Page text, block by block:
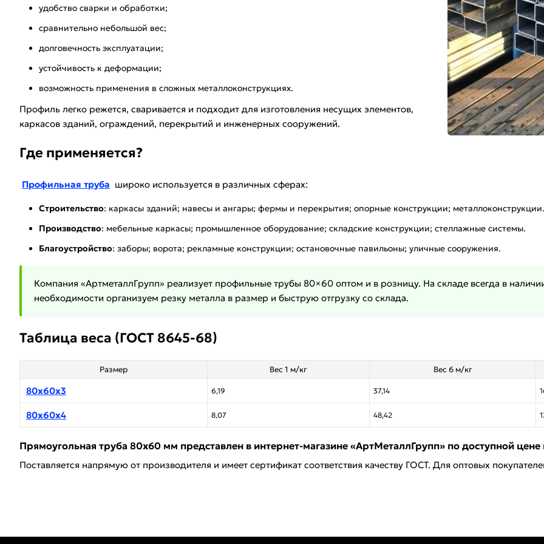
удобство сварки и обработки;
сравнительно небольшой вес;
долговечность эксплуатации;
устойчивость к деформации;
возможность применения в сложных металлоконструкциях.
Профиль легко режется, сваривается и подходит для изготовления несущих элементов,
каркасов зданий, ограждений, перекрытий и инженерных сооружений.
Где применяется?
Профильная труба широко используется в различных сферах:
Строительство: каркасы зданий; навесы и ангары; фермы и перекрытия; опорные конструкции; металлоконструкции.
Производство: мебельные каркасы; промышленное оборудование; складские конструкции; стеллажные системы.
Благоустройство: заборы; ворота; рекламные конструкции; остановочные павильоны; уличные сооружения.
Компания «АртметаллГрупп» реализует профильные трубы 80×60 оптом и в розницу. На складе всегда в
необходимости организуем резку металла в размер и быструю отгрузку со склада.
Таблица веса (ГОСТ 8645-68)
Размер Вес 1 м/кг Вес 6 м/кг
80х60х3 6,19 37,14
80х60х4 8,07 48,42
Прямоугольная труба 80х60 мм представлен в интернет-магазине «АртМеталлГрупп» по доступной цене
Поставляется напрямую от производителя и имеет сертификат соответствия качеству ГОСТ. Для оптовых